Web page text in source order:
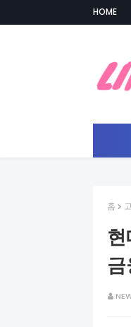
HOME
홈